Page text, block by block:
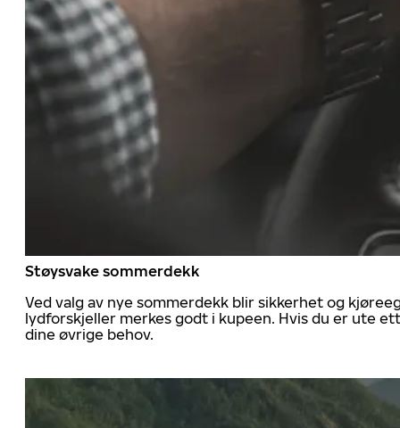
Støysvake sommerdekk
Ved valg av nye sommerdekk blir sikkerhet og
lydforskjeller merkes godt i kupeen. Hvis du er ute
dine øvrige behov.